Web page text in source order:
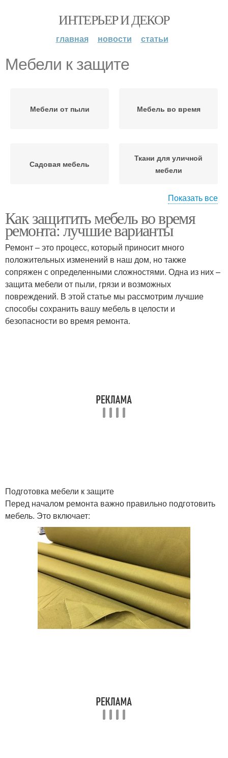
ИНТЕРЬЕР И ДЕКОР
главная новости статьи
Мебели к защите
Мебели от пыли Мебель во время
Садовая мебель
Ткани для уличной
мебели
Одеяла для защиты Покрытия для защиты
Мебели во время Мебель от пыли
Показать все
Как защитить мебель во время
ремонта: лучшие варианты
Ремонт – это процесс, который приносит много
положительных изменений в наш дом, но также
сопряжен с определенными сложностями. Одна из них –
защита мебели от пыли, грязи и возможных
повреждений. В этой статье мы рассмотрим лучшие
способы сохранить вашу мебель в целости и
безопасности во время ремонта.
Подготовка мебели к защите
Перед началом ремонта важно правильно подготовить
мебель. Это включает: